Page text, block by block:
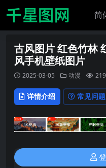
古风图片 红色竹林
风手机壁纸图片
2025-03-05 动漫 219
详情介绍 常见问题